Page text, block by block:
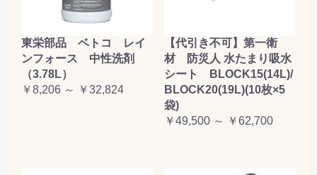
東栄部品 ベトコ レイ
ンフォース 中性洗剤
（3.78L）
￥8,206 ～ ￥32,824
【代引き不可】第一衛
材 防災人 水たまり吸水
シート BLOCK15(14L)/
BLOCK20(19L)(10枚×5
袋)
￥49,500 ～ ￥62,700